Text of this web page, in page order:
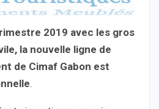
2019 avec les gros
la nouvelle ligne de
de Cimaf Gabon est
.